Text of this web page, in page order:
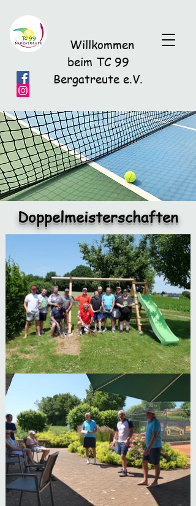
Willkommen
beim TC 99
Bergatreute e.V.
Doppelmeisterschaften